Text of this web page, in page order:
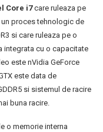
Core i7care ruleaza pe
proces tehnologic de
si care ruleaza pe o
integrata cu o capacitate
este nVidia GeForce
este data de
si sistemul de racire
buna racire.
o memorie interna